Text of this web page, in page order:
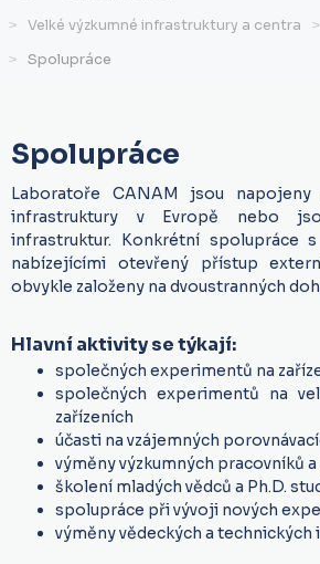
Velké výzkumné infrastruktury a centra
Spolupráce
Spolupráce
Laboratoře CANAM jsou napojeny
infrastruktury v Evropě nebo
infrastruktur. Konkrétní spolupráce
nabízejícími otevřený přístup
obvykle založeny na dvoustranných
Hlavní aktivity se týkají:
společných experimentů na
společných experimentů na
zařízeních
účasti na vzájemných
výměny výzkumných pracovníků
školení mladých vědců a Ph.D.
spolupráce při vývoji nových
výměny vědeckých a